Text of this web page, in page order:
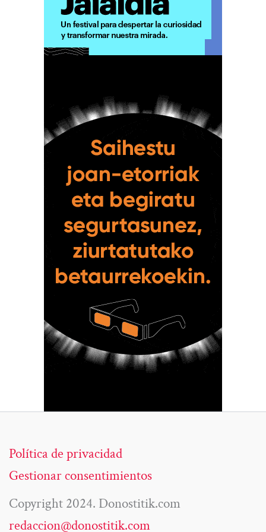
Política de privacidad
Gestionar consentimientos
Copyright 2024. Donostitik.com
redaccion@donostitik.com